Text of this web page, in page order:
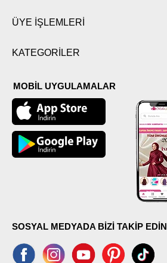
ÜYE İŞLEMLERİ
KATEGORİLER
MOBİL UYGULAMALAR
SOSYAL MEDYADA BİZİ TAKİP EDİN